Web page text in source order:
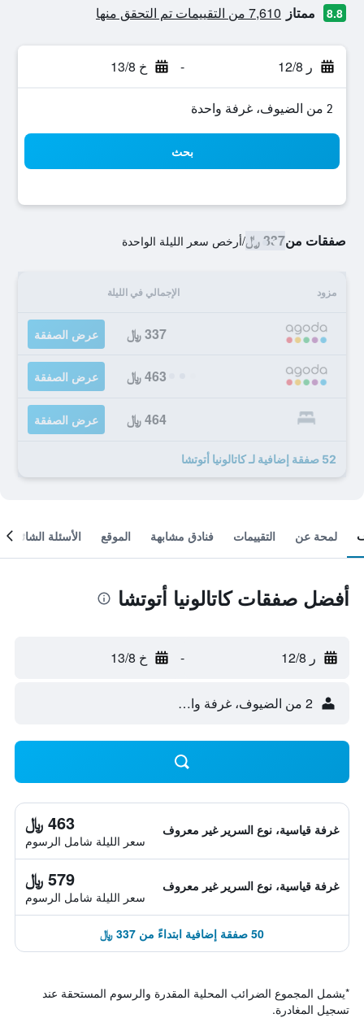
8.8 ممتاز 7,610 من التقييمات تم التحقق منها
ر 12/8 - خ 13/8
2 من الضيوف، غرفة واحدة
بحث
صفقات من337 ﷼ /أرخص سعر الليلة الواحدة
مزود الإجمالي في الليلة
337 ﷼ عرض الصفقة
463 ﷼ عرض الصفقة
464 ﷼ عرض الصفقة
52 صفقة إضافية لـ كاتالونيا أتوتشا
لمحة عن التقييمات فنادق مشابهة الموقع الأسئلة الشائعة
أفضل صفقات كاتالونيا أتوتشا
ر 12/8 - خ 13/8
2 من الضيوف، غرفة واحدة
غرفة قياسية، نوع السرير غير معروف 463 ﷼
سعر الليلة شامل الرسوم
غرفة قياسية، نوع السرير غير معروف 579 ﷼
سعر الليلة شامل الرسوم
50 صفقة إضافية ابتداءً من 337 ﷼
*يشمل المجموع الضرائب المحلية المقدرة والرسوم المستحقة عند
تسجيل المغادرة.